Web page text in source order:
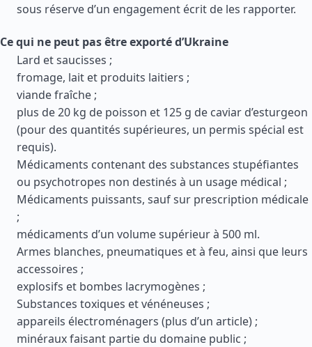
sous réserve d’un engagement écrit de les rapporter.
Ce qui ne peut pas être exporté d’Ukraine
Lard et saucisses ;
fromage, lait et produits laitiers ;
viande fraîche ;
plus de 20 kg de poisson et 125 g de caviar d’esturgeon
(pour des quantités supérieures, un permis spécial est
requis).
Médicaments contenant des substances stupéfiantes
ou psychotropes non destinés à un usage médical ;
Médicaments puissants, sauf sur prescription médicale
;
médicaments d’un volume supérieur à 500 ml.
Armes blanches, pneumatiques et à feu, ainsi que leurs
accessoires ;
explosifs et bombes lacrymogènes ;
Substances toxiques et vénéneuses ;
appareils électroménagers (plus d’un article) ;
minéraux faisant partie du domaine public ;